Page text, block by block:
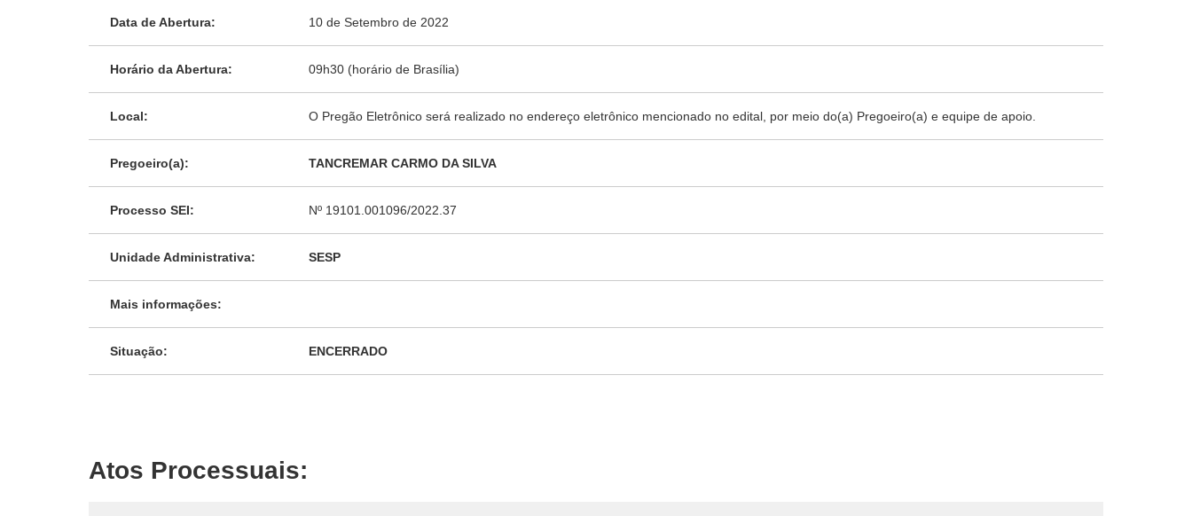
Data de Abertura: 10 de Setembro de 2022
Horário da Abertura: 09h30 (horário de Brasília)
Local: O Pregão Eletrônico será realizado no endereço eletrônico mencionado no edital, por meio do(a) Pregoeiro(a) e equipe de apoio.
Pregoeiro(a): TANCREMAR CARMO DA SILVA
Processo SEI: Nº 19101.001096/2022.37
Unidade Administrativa: SESP
Mais informações:
Situação: ENCERRADO
Atos Processuais: